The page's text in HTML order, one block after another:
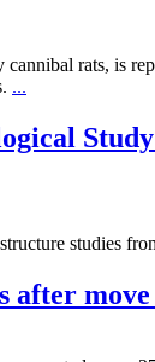
rats, is
...
studies
after move